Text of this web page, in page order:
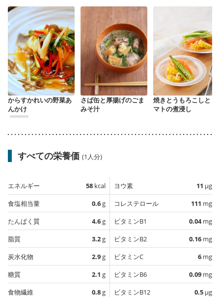
からすかれいの野菜あ
んかけ
さば缶と厚揚げのごま
みそ汁
焼きとうもろこしとト
マトの煮浸し
すべての栄養価 (1人分)
エネルギー 58 kcal
食塩相当量
0.6g
たんぱく質
4.6g
脂質
3.2g
炭水化物
2.9g
糖質
2.1 g
食物繊維
0.8g
ヨウ素 11 µg
コレステロール
111 mg
ビタミンB1
0.04mg
ビタミンB2
0.16 mg
ビタミンC
6 mg
ビタミンB6
0.09 mg
ビタミンB12
0.5 µg